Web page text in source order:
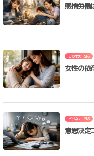
感情労働
ビジネス・SNS
女性の依
ビジネス・SNS
意思決定